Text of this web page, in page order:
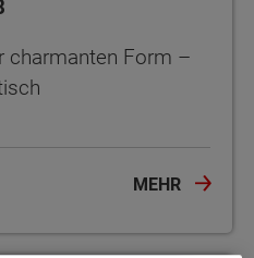
charmanten Form –
MEHR